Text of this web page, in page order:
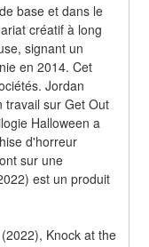
base et dans le
créatif à long
signant un
en 2014. Cet
Jordan
travail sur Get Out
Halloween a
d'horreur
sur une
est un produit
Knock at the